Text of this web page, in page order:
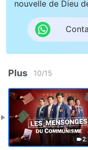
nouvelle de Dieu
Plus 10/15